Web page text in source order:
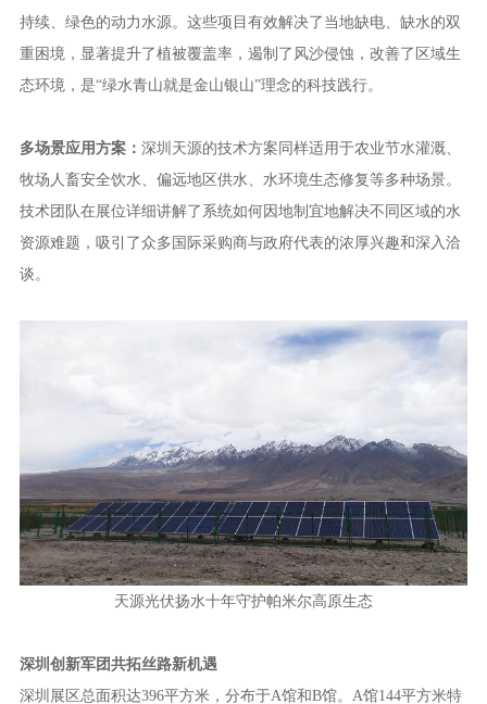
持续、绿色的动力水源。这些项目有效解决了当地缺电、缺水的双
重困境，显著提升了植被覆盖率，遏制了风沙侵蚀，改善了区域生
态环境，是“绿水青山就是金山银山”理念的科技践行。
多场景应用方案： 深圳天源的技术方案同样适用于农业节水灌溉、
牧场人畜安全饮水、偏远地区供水、水环境生态修复等多种场景。
技术团队在展位详细讲解了系统如何因地制宜地解决不同区域的水
资源难题，吸引了众多国际采购商与政府代表的浓厚兴趣和深入洽
谈。
天源光伏扬水十年守护帕米尔高原生态
深圳创新军团共拓丝路新机遇
深圳展区总面积达396平方米，分布于A馆和B馆。A馆144平方米特